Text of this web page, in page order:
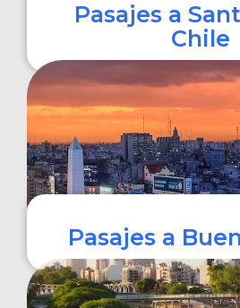
Pasajes a
Chile
Pasajes a
COMPRAR